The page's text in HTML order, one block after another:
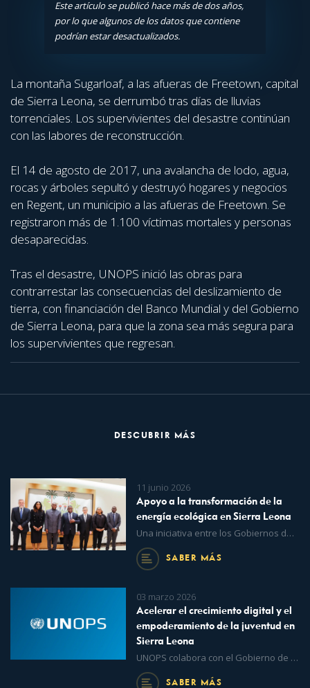
Este artículo se publicó hace más de dos años,
por lo que algunos de los datos que contiene
podrían estar desactualizados.
La montaña Sugarloaf, a las afueras de Freetown, capital
de Sierra Leona, se derrumbó tras días de lluvias
torrenciales. Los supervivientes del desastre continúan
con las labores de reconstrucción.
El 14 de agosto de 2017, una avalancha de lodo, agua,
rocas y árboles sepultó y destruyó hogares y negocios
en Regent, un municipio a las afueras de Freetown. Se
registraron más de 1.100 víctimas mortales y personas
desaparecidas.
Tras el desastre, UNOPS inició las obras para
contrarrestar las consecuencias del deslizamiento de
tierra, con financiación del Banco Mundial y del Gobierno
de Sierra Leona, para que la zona sea más segura para
los supervivientes que regresan.
DESCUBRIR MÁS
11 junio 2026
Apoyo a la transformación de la
energía ecológica en Sierra Leona
Una iniciativa entre los Gobiernos de Sierra Leona y Dinamarca, la Unión Europea, UNOPS y SEforALL ampliará el acceso a la energía sostenible en las comunidades de todo el país.
SABER MÁS
03 marzo 2026
Acelerar el crecimiento digital y el
empoderamiento de la juventud en
Sierra Leona
UNOPS colabora con el Gobierno de Sierra Leona para apoyar el desarrollo de las competencias digitales de la juventud necesarias para el desarrollo económico sostenible, con financiación del Gobierno de Japón.
SABER MÁS